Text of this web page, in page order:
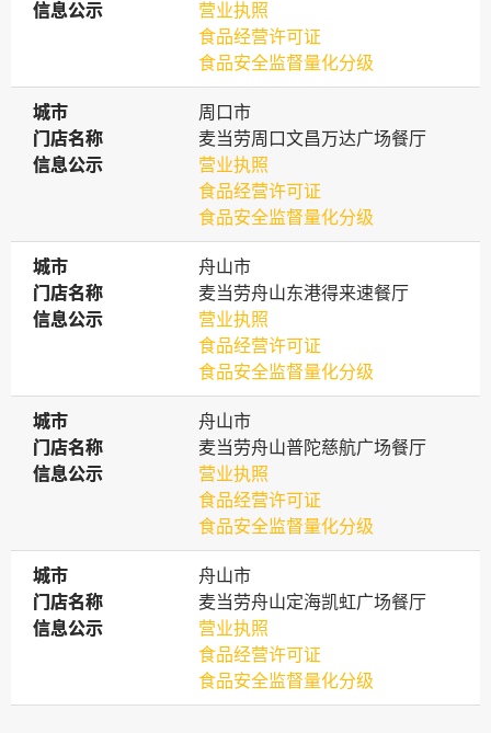
信息公示
信息公示
营业执照
食品经营许可证
食品安全监督量化分级
城市
城市
周口市
门店名称
门店名称
麦当劳周口文昌万达广场餐厅
信息公示
信息公示
营业执照
食品经营许可证
食品安全监督量化分级
城市
城市
舟山市
门店名称
门店名称
麦当劳舟山东港得来速餐厅
信息公示
信息公示
营业执照
食品经营许可证
食品安全监督量化分级
城市
城市
舟山市
门店名称
门店名称
麦当劳舟山普陀慈航广场餐厅
信息公示
信息公示
营业执照
食品经营许可证
食品安全监督量化分级
城市
城市
舟山市
门店名称
门店名称
麦当劳舟山定海凯虹广场餐厅
信息公示
信息公示
营业执照
食品经营许可证
食品安全监督量化分级